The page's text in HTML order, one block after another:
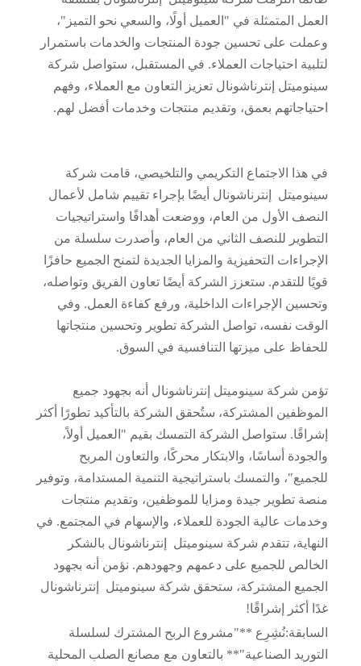
العمل المتمثلة في "العميل أولًا، والسعي نحو التميز"،
وعملت على تحسين جودة المنتجات والخدمات باستمرار
لتلبية احتياجات العملاء. في المستقبل، ستواصل شركة
سينوميتل إنترناشونال تعزيز التعاون مع العملاء، وفهم
احتياجاتهم بعمق، وتقديم منتجات وخدمات أفضل لهم.
في هذا الاجتماع التكريمي والتلخيصي، قامت شركة
سينوميتل إنترناشونال أيضًا بإجراء تقييم شامل لأعمال
النصف الأول من العام، ووضعت أهدافًا واستراتيجيات
التطوير للنصف الثاني من العام، وأصدرت سلسلة من
الإجراءات التحفيزية والمزايا الجديدة لتمنح الجميع حافزًا
قويًا للتقدم. ستعزز الشركة أيضًا تعاون الفريق وتواصله،
وتحسين الإجراءات الداخلية، ورفع كفاءة العمل. وفي
الوقت نفسه، تواصل الشركة تطوير وتحسين منتجاتها
للحفاظ على ميزتها التنافسية في السوق.
تؤمن شركة سينوميتل إنترناشونال أنه بجهود جميع
الموظفين المشتركة، ستُحقق الشركة بالتأكيد تطورًا أكثر
إشراقًا. ستواصل الشركة التمسك بقيم "العميل أولاً،
والجودة أساسًا، والابتكار محركًا، والتعاون المربح
للجميع"، والتمسك باستراتيجية التنمية المستدامة، وتوفير
منصة تطوير جيدة ومزايا للموظفين، وتقديم منتجات
وخدمات عالية الجودة للعملاء، والإسهام في المجتمع. في
النهاية، تتقدم شركة سينوميتل إنترناشونال بالشكر
الخالص للجميع على دعمهم وجهودهم. نؤمن أنه بجهود
الجميع المشتركة، ستحقق شركة سينوميتل إنترناشونال
غدًا أكثر إشراقًا!
السابقة:نُشِرِع **"مشروع الربح المشترك لسلسلة
التوريد الصناعية"** بالتعاون مع مصانع الصلب المحلية